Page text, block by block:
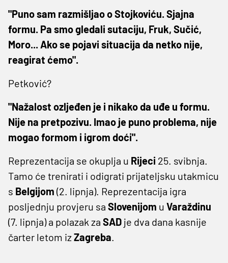
"Puno sam razmišljao o Stojkoviću. Sjajna
formu. Pa smo gledali sutaciju, Fruk, Sučić,
Moro... Ako se pojavi situacija da netko nije,
reagirat ćemo".
Petković?
"Nažalost ozljeđen je i nikako da uđe u formu.
Nije na pretpozivu. Imao je puno problema, nije
mogao formom i igrom doći".
Reprezentacija se okuplja u Rijeci 25. svibnja.
Tamo će trenirati i odigrati prijateljsku utakmicu
s Belgijom (2. lipnja). Reprezentacija igra
posljednju provjeru sa Slovenijom u Varaždinu
(7. lipnja) a polazak za SAD je dva dana kasnije
čarter letom izZagreba.